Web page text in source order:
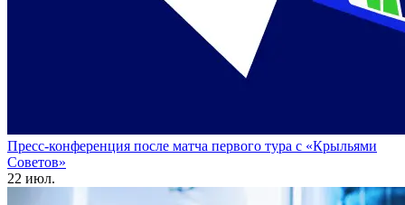
Пресс-конференция после матча первого тура с «Крыльями
Советов»
22 июл.